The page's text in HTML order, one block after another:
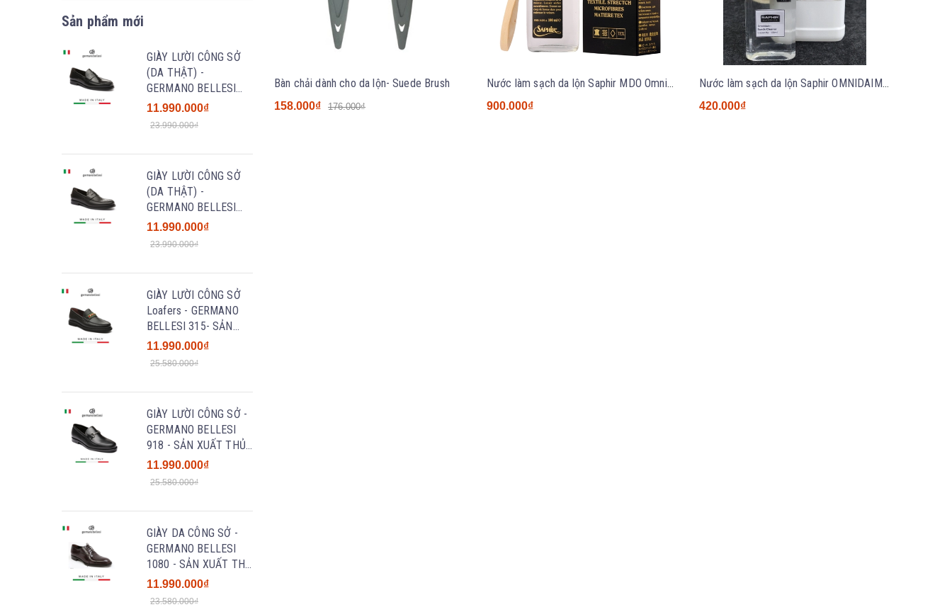
Sản phẩm mới
GIÀY LƯỜI CÔNG SỞ
(DA THẬT) -
GERMANO BELLESI
182- SẢN XUẤT THỦ
CÔNG TẠI ITALY
11.990.000₫
23.990.000₫
GIÀY LƯỜI CÔNG SỞ
(DA THẬT) -
GERMANO BELLESI
229 - SẢN XUẤT THỦ
CÔNG TẠI ITALY
11.990.000₫
23.990.000₫
GIÀY LƯỜI CÔNG SỞ
Loafers - GERMANO
BELLESI 315- SẢN
XUẤT THỦ CÔNG TẠI
ITALY
11.990.000₫
25.580.000₫
GIÀY LƯỜI CÔNG SỞ -
GERMANO BELLESI
918 - SẢN XUẤT THỦ
CÔNG TẠI ITALY
11.990.000₫
25.580.000₫
GIÀY DA CÔNG SỞ -
GERMANO BELLESI
1080 - SẢN XUẤT THỦ
CÔNG TẠI ITALY
11.990.000₫
23.580.000₫
Bàn chải dành cho da lộn- Suede Brush
158.000₫ 176.000₫
Nước làm sạch da lộn Saphir MDO Omninettoyant 100ml
900.000₫
Nước làm sạch da lộn Saphir OMNIDAIM 100ml - chai chiết
420.000₫